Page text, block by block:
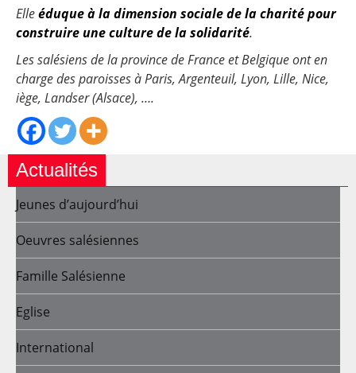
Elleéduque à la dimension sociale de la charité pour
construire une culture de la solidarité.
Les salésiens de la province de France et Belgique ont en
charge des paroisses à Paris, Argenteuil, Lyon, Lille, Nice,
iège, Landser (Alsace), ….
Actualités
Jeunes d’aujourd’hui
Oeuvres salésiennes
Famille Salésienne
Eglise
International